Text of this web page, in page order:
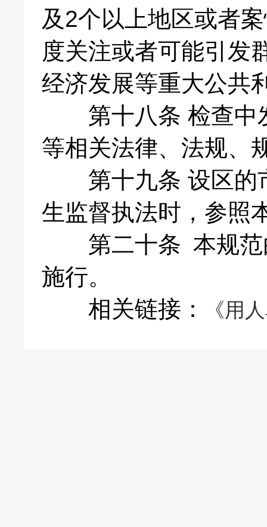
及2个以上地区或者
度关注或者可能引发
经济发展等重大公共
第十八条 检查中
等相关法律、法规、
第十九条 设区的
生监督执法时，参照
第二十条 本规范
施行。
相关链接：
《用